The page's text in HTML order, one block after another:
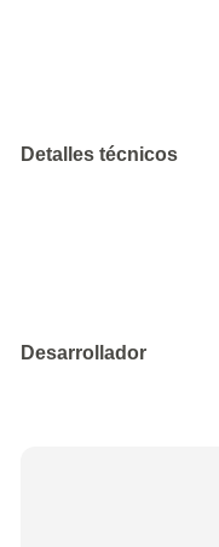
Detalles técnicos
Desarrollador